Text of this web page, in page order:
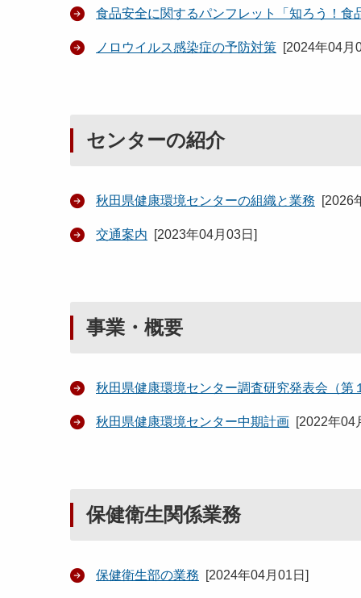
食品安全に関するパンフレット「知ろう！食
ノロウイルス感染症の予防対策 [2024年04月
センターの紹介
秋田県健康環境センターの組織と業務 [2026
交通案内 [2023年04月03日 ]
事業・概要
秋田県健康環境センター調査研究発表会（第
秋田県健康環境センター中期計画 [2022年04
保健衛生関係業務
保健衛生部の業務 [2024年04月01日 ]